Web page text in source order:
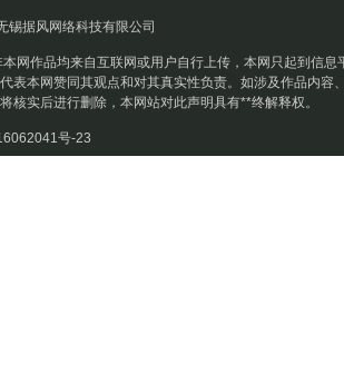
锡据风网络科技有限公司
本网作品均来自互联网或用户自行上传，本网只起到信息
表本网赞同其观点和对其真实性负责。如涉及作品内容
核实后进行删除，本网站对此声明具有**终解释权。
号-23